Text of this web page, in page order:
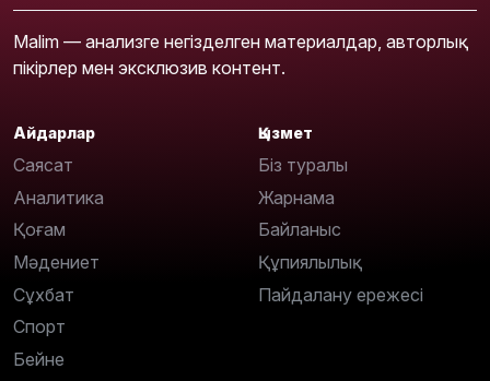
Malim — анализге негізделген материалдар, авторлық
пікірлер мен эксклюзив контент.
Айдарлар
Саясат
Аналитика
Қоғам
Мәдениет
Сұхбат
Спорт
Бейне
Қызмет
Біз туралы
Жарнама
Байланыс
Құпиялылық
Пайдалану ережесі